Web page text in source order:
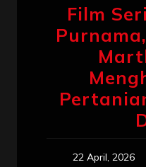
Film
22 April, 2026